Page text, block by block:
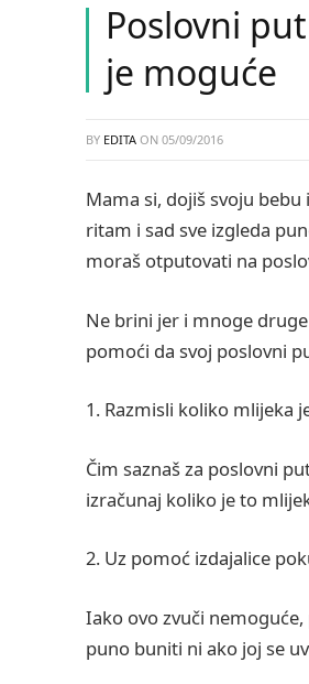
Poslovni
je moguće
BY EDITA ON 05/09/2016
Mama si, dojiš svoju
ritam i sad sve izgleda
moraš otputovati na
Ne brini jer i mnoge
pomoći da svoj poslovni
1. Razmisli koliko mlijeka
Čim saznaš za poslovni
izračunaj koliko je to
2. Uz pomoć izdajalice
Iako ovo zvuči
puno buniti ni ako joj se